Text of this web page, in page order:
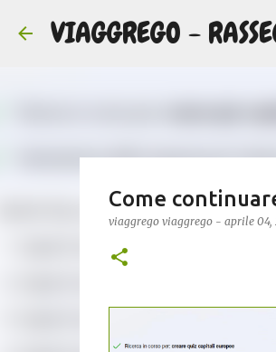
VIAGGREGO -
Come
viaggrego viaggrego - aprile 04,